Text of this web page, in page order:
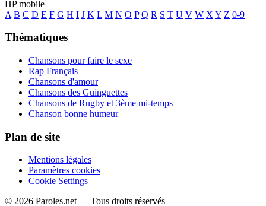
HP mobile
A B C D E F G H I J K L M N O P Q R S T U V W X Y Z 0-9
Thématiques
Chansons pour faire le sexe
Rap Français
Chansons d'amour
Chansons des Guinguettes
Chansons de Rugby et 3ème mi-temps
Chanson bonne humeur
Plan de site
Mentions légales
Paramètres cookies
Cookie Settings
© 2026 Paroles.net — Tous droits réservés